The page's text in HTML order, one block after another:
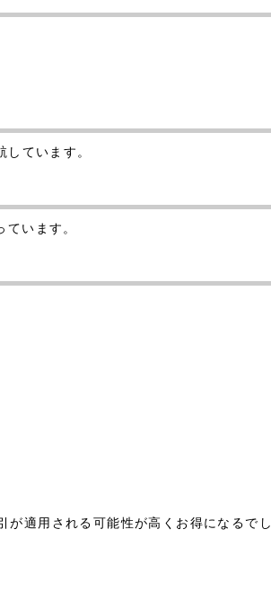
ています。
います。
適用される可能性が高くお得になるでし